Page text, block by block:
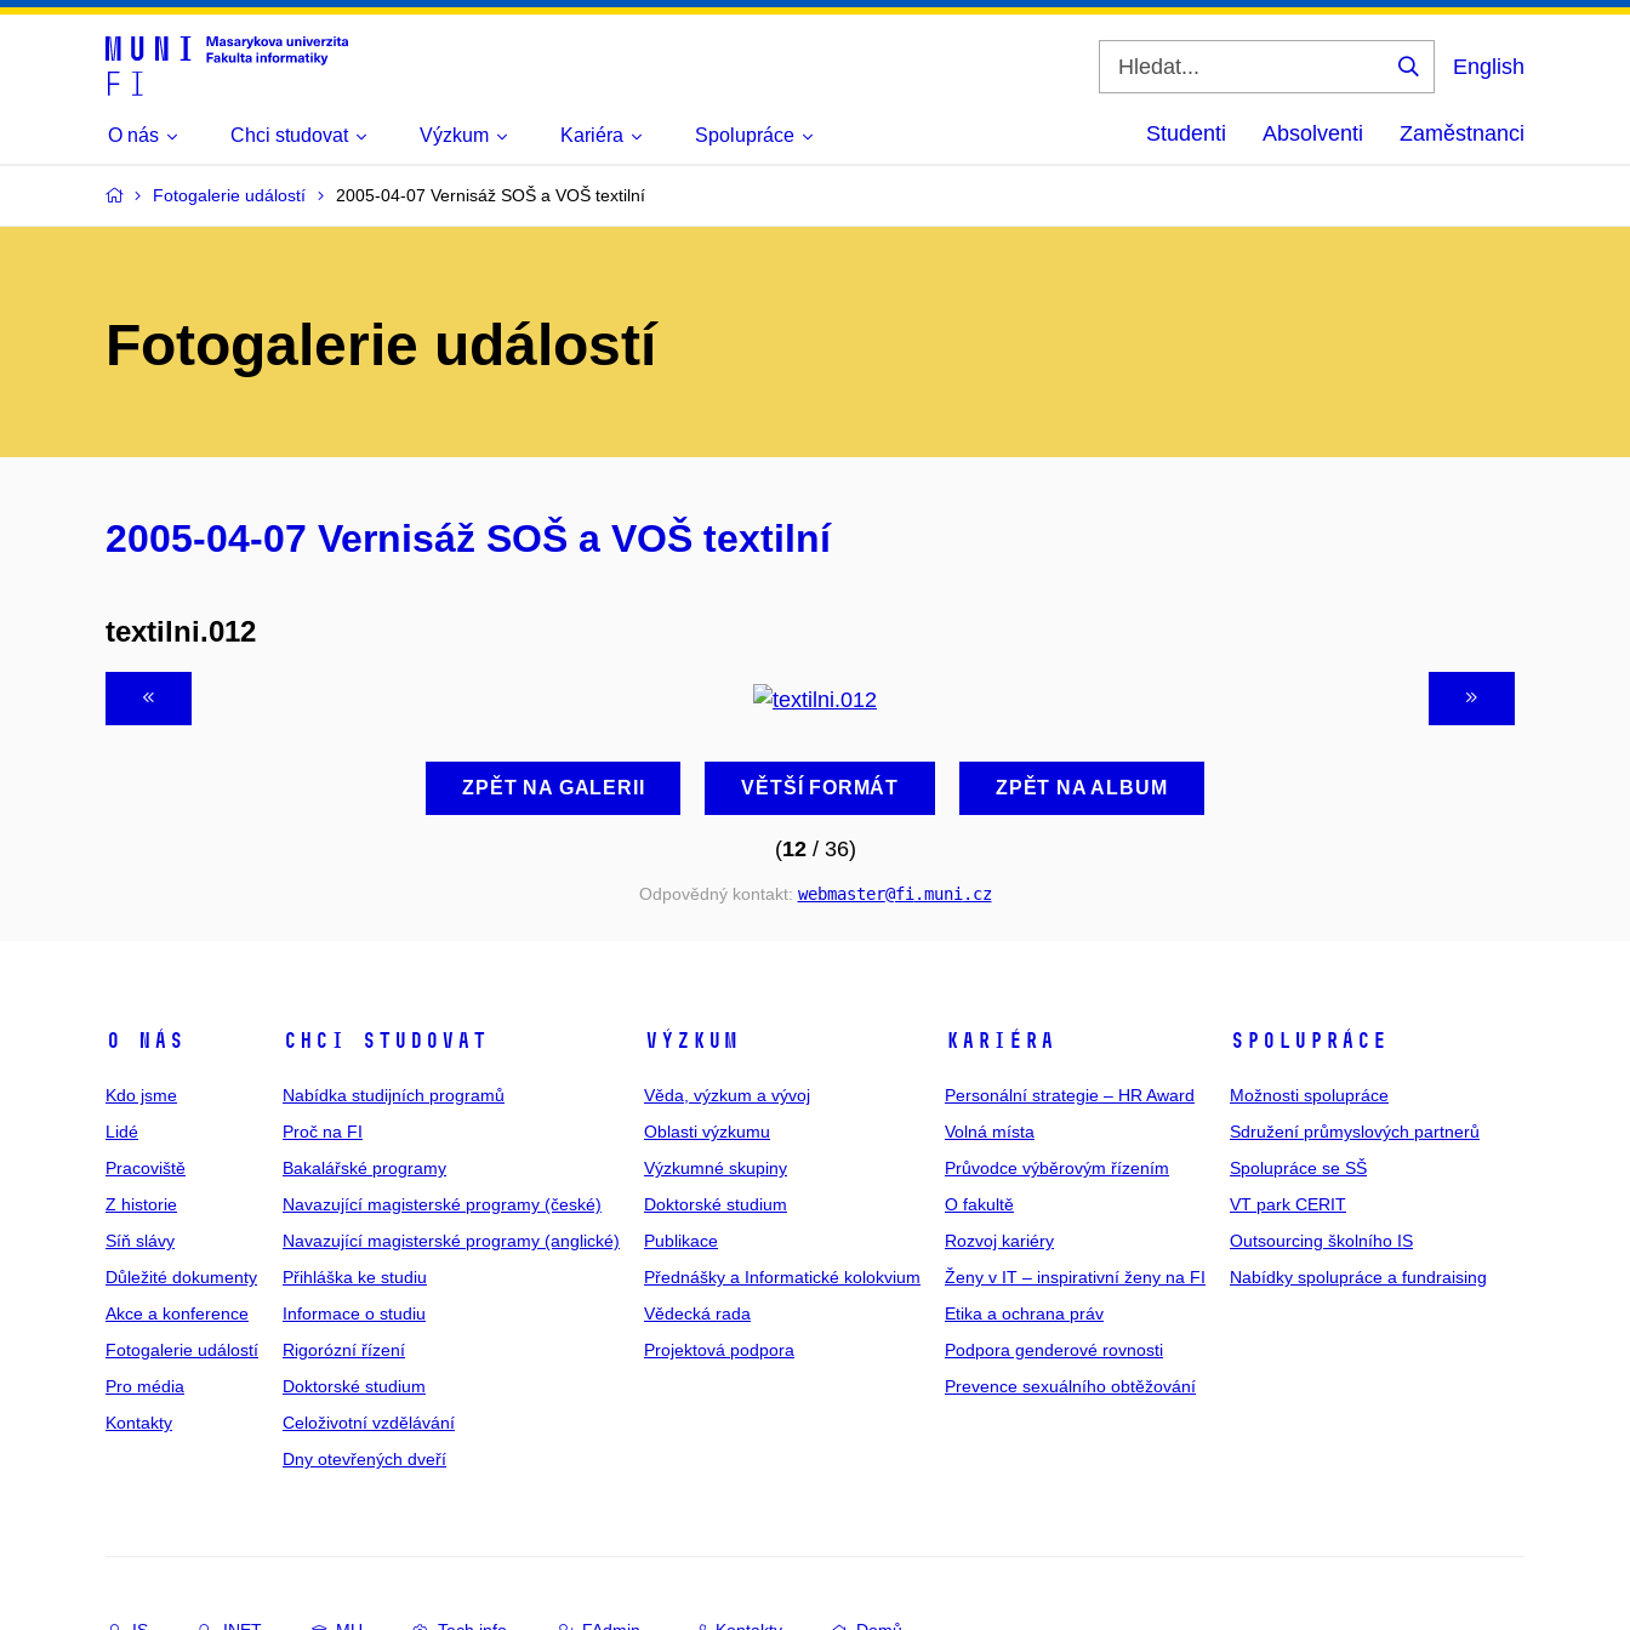
Vyhledat
English
O nás Chci studovat Výzkum Kariéra Spolupráce Studenti Absolventi Zaměstnanci
Fotogalerie událostí 2005-04-07 Vernisáž SOŠ a VOŠ textilní
Fotogalerie událostí
2005-04-07 Vernisáž SOŠ a VOŠ textilní
textilni.012
ZPĚT NA GALERII VĚTŠÍ FORMÁT ZPĚT NA ALBUM
(12/ 36)
Odpovědný kontakt: webmaster@fi .muni .cz
O NÁS
Kdo jsme
Lidé
Pracoviště
Z historie
Síň slávy
Důležité dokumenty
Akce a konference
Fotogalerie událostí
Pro média
Kontakty
CHCI STUDOVAT
Nabídka studijních programů
Proč na FI
Bakalářské programy
Navazující magisterské programy (české)
Navazující magisterské programy (anglické)
Přihláška ke studiu
Informace o studiu
Rigorózní řízení
Doktorské studium
Celoživotní vzdělávání
Dny otevřených dveří
VÝZKUM
Věda, výzkum a vývoj
Oblasti výzkumu
Výzkumné skupiny
Doktorské studium
Publikace
Přednášky a Informatické kolokvium
Vědecká rada
Projektová podpora
KARIÉRA
Personální strategie – HR Award
Volná místa
Průvodce výběrovým řízením
O fakultě
Rozvoj kariéry
Ženy v IT – inspirativní ženy na FI
Etika a ochrana práv
Podpora genderové rovnosti
Prevence sexuálního obtěžování
SPOLUPRÁCE
Možnosti spolupráce
Sdružení průmyslových partnerů
Spolupráce se SŠ
VT park CERIT
Outsourcing školního IS
Nabídky spolupráce a fundraising